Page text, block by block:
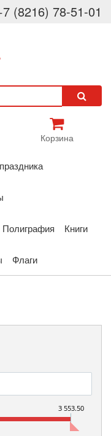
(8216) 78-51-01
Корзина
Полиграфия Книги
Флаги
3 553.50